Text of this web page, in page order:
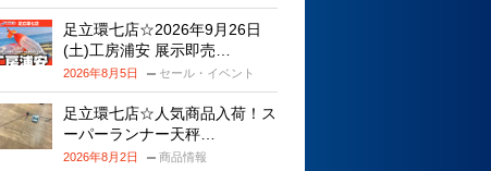
足立環七店☆2026年9月26日
(土)工房浦安 展示即売…
2026年8月5日 セール・イベント
足立環七店☆人気商品入荷！ス
ーパーランナー天秤…
2026年8月2日 商品情報